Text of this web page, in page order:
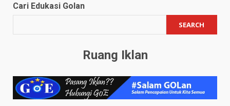
Cari Edukasi Golan
SEARCH
Ruang Iklan